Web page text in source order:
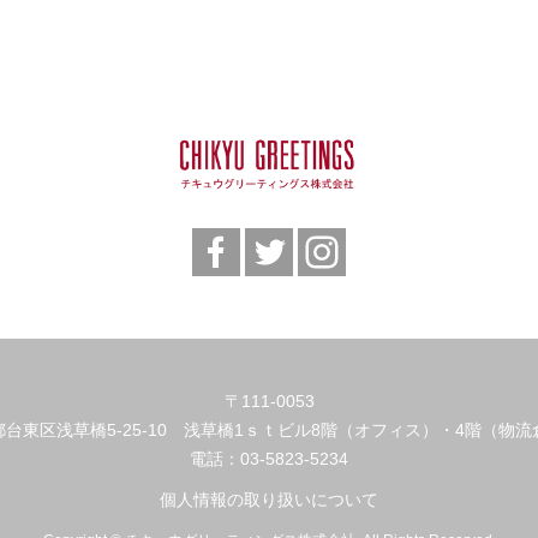
〒111-0053
台東区浅草橋5-25-10 浅草橋1ｓｔビル8階（オフィス）・4階（物流
電話： 03-5823-5234
個人情報の取り扱いについて